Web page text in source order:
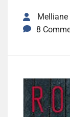
Melliane
8